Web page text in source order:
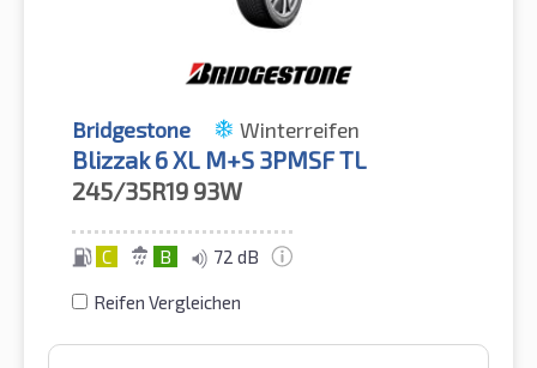
Bridgestone Winterreifen
Blizzak 6 XL M+S 3PMSF TL
245/35R19 93W
C B 72 dB
Reifen Vergleichen